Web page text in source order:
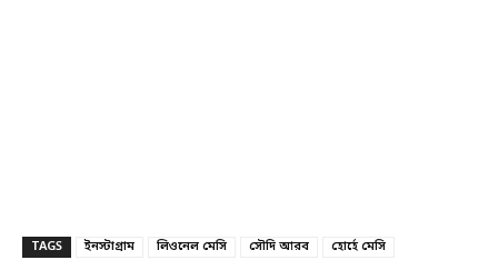
TAGS ইনস্টাগ্রাম লিওনেল মেসি সৌদি আরব হোর্হে মেসি